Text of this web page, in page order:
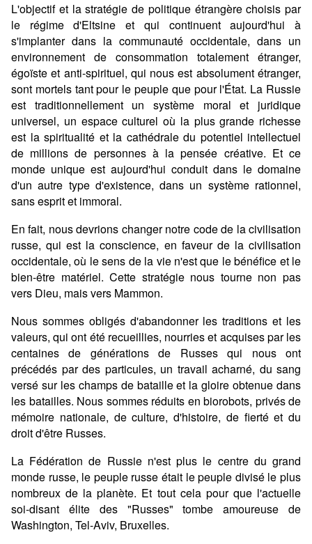
L'objectif et la stratégie de politique étrangère choisis par
le régime d'Eltsine et qui continuent aujourd'hui à
s'implanter dans la communauté occidentale, dans un
environnement de consommation totalement étranger,
égoïste et anti-spirituel, qui nous est absolument étranger,
sont mortels tant pour le peuple que pour l'État. La Russie
est traditionnellement un système moral et juridique
universel, un espace culturel où la plus grande richesse
est la spiritualité et la cathédrale du potentiel intellectuel
de millions de personnes à la pensée créative. Et ce
monde unique est aujourd'hui conduit dans le domaine
d'un autre type d'existence, dans un système rationnel,
sans esprit et immoral.
En fait, nous devrions changer notre code de la civilisation
russe, qui est la conscience, en faveur de la civilisation
occidentale, où le sens de la vie n'est que le bénéfice et le
bien-être matériel. Cette stratégie nous tourne non pas
vers Dieu, mais vers Mammon.
Nous sommes obligés d'abandonner les traditions et les
valeurs, qui ont été recueillies, nourries et acquises par les
centaines de générations de Russes qui nous ont
précédés par des particules, un travail acharné, du sang
versé sur les champs de bataille et la gloire obtenue dans
les batailles. Nous sommes réduits en biorobots, privés de
mémoire nationale, de culture, d'histoire, de fierté et du
droit d'être Russes.
La Fédération de Russie n'est plus le centre du grand
monde russe, le peuple russe était le peuple divisé le plus
nombreux de la planète. Et tout cela pour que l'actuelle
soi-disant élite des "Russes" tombe amoureuse de
Washington, Tel-Aviv, Bruxelles.